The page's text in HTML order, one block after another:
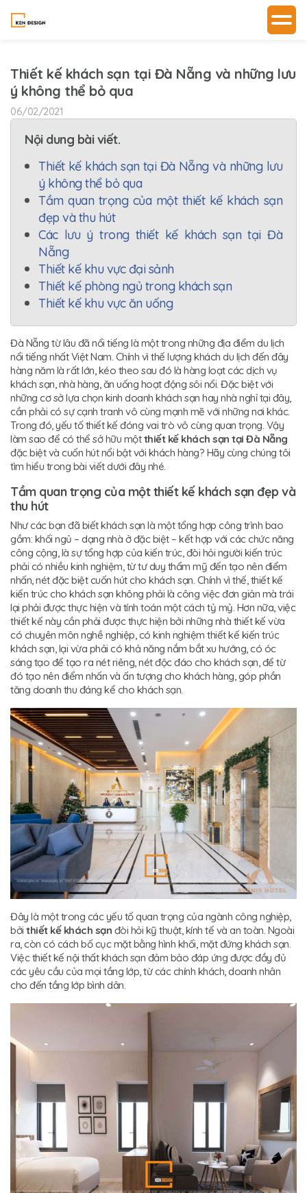
Thiết kế khách sạn tại Đà Nẵng và những lưu
ý không thể bỏ qua
06/02/2021
Nội dung bài viết.
Thiết kế khách sạn tại Đà Nẵng và những lưu
ý không thể bỏ qua
Tầm quan trọng của một thiết kế khách sạn
đẹp và thu hút
Các lưu ý trong thiết kế khách sạn tại Đà
Nẵng
Thiết kế khu vực đại sảnh
Thiết kế phòng ngủ trong khách sạn
Thiết kế khu vực ăn uống
Đà Nẵng từ lâu đã nổi tiếng là một trong những địa điểm du lịch
nổi tiếng nhất Việt Nam. Chính vì thế lượng khách du lịch đến đây
hàng năm là rất lớn, kéo theo sau đó là hàng loạt các dịch vụ
khách sạn, nhà hàng, ăn uống hoạt động sôi nổi. Đặc biệt với
những cơ sở lựa chọn kinh doanh khách sạn hay nhà nghỉ tại đây,
cần phải có sự cạnh tranh vô cùng mạnh mẽ với những nơi khác.
Trong đó, yếu tố thiết kế đóng vai trò vô cùng quan trọng. Vậy
làm sao để có thể sở hữu mộtthiết kế khách sạn tại Đà Nẵng
đặc biệt và cuốn hút nổi bật với khách hàng? Hãy cùng chúng tôi
tìm hiểu trong bài viết dưới đây nhé.
Tầm quan trọng của một thiết kế khách sạn đẹp và
thu hút
Như các bạn đã biết khách sạn là một tổng hợp công trình bao
gồm: khối ngủ – dạng nhà ở đặc biệt – kết hợp với các chức năng
công cộng, là sự tổng hợp của kiến trúc, đòi hỏi người kiến trúc
phải có nhiều kinh nghiệm, từ tư duy thẩm mỹ đến tạo nên điểm
nhấn, nét đặc biệt cuốn hút cho khách sạn. Chính vì thế, thiết kế
kiến trúc cho khách sạn không phải là công việc đơn giản mà trái
lại phải được thực hiện và tính toán một cách tỷ mỷ. Hơn nữa, việc
thiết kế này cần phải được thực hiện bởi những nhà thiết kế vừa
có chuyên môn nghề nghiệp, có kinh nghiệm thiết kế kiến trúc
khách sạn, lại vừa phải có khả năng nắm bắt xu hướng, có óc
sáng tạo để tạo ra nét riêng, nét độc đáo cho khách sạn, để từ
đó tạo nên điểm nhấn và ấn tượng cho khách hàng, góp phần
tăng doanh thu đáng kể cho khách sạn.
Đây là một trong các yếu tố quan trọng của ngành công nghiệp,
bởi thiết kế khách sạn đòi hỏi kỹ thuật, kính tế và an toàn. Ngoài
ra, còn có cách bố cục mặt bằng hình khối, mặt đứng khách sạn.
Việc thiết kế nội thất khách sạn đảm bảo đáp ứng được đầy đủ
các yêu cầu của mọi tầng lớp, từ các chính khách, doanh nhân
cho đến tầng lớp bình dân.